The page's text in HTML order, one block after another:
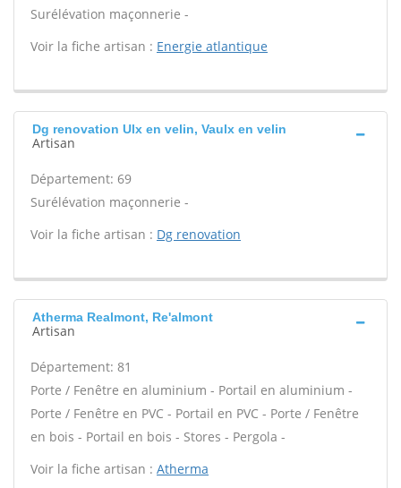
Surélévation maçonnerie -
Voir la fiche artisan : Energie atlantique
Dg renovation Ulx en velin, Vaulx en velin
Artisan
Département: 69
Surélévation maçonnerie -
Voir la fiche artisan : Dg renovation
Atherma Realmont, Re'almont
Artisan
Département: 81
Porte / Fenêtre en aluminium - Portail en aluminium -
Porte / Fenêtre en PVC - Portail en PVC - Porte / Fenêtre
en bois - Portail en bois - Stores - Pergola -
Voir la fiche artisan : Atherma